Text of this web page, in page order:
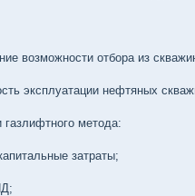
возможности отбора из
эксплуатации нефтяных
газлифтного метода:
затраты;